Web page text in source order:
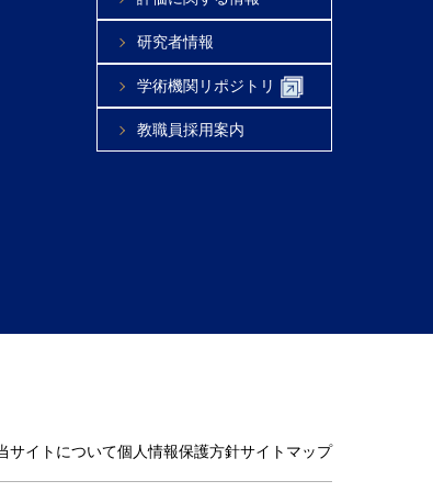
研究者情報
学術機関リポジトリ
教職員採用案内
サイトについて個人情報保護方針サイトマップ